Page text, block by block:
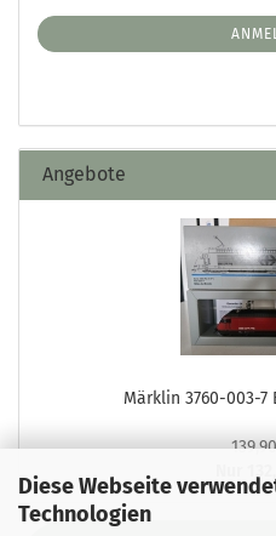
Diese Webseite
Technologien
Angebote
Märklin 3760-003-7